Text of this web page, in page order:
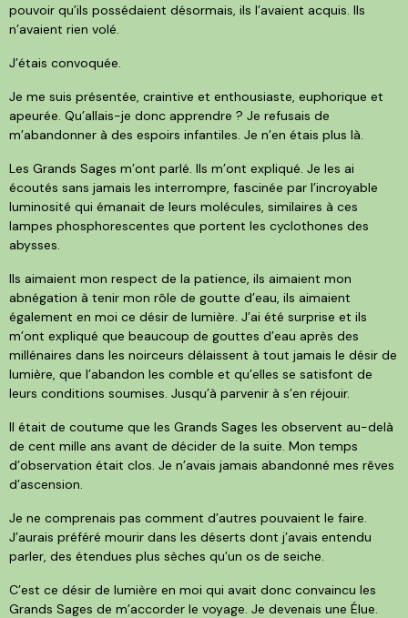
pouvoir qu’ils possédaient désormais, ils l’avaient acquis. Ils
n’avaient rien volé.
J’étais convoquée.
Je me suis présentée, craintive et enthousiaste, euphorique et
apeurée. Qu’allais-je donc apprendre ? Je refusais de
m’abandonner à des espoirs infantiles. Je n’en étais plus là.
Les Grands Sages m’ont parlé. Ils m’ont expliqué. Je les ai
écoutés sans jamais les interrompre, fascinée par l’incroyable
luminosité qui émanait de leurs molécules, similaires à ces
lampes phosphorescentes que portent les cyclothones des
abysses.
Ils aimaient mon respect de la patience, ils aimaient mon
abnégation à tenir mon rôle de goutte d’eau, ils aimaient
également en moi ce désir de lumière. J’ai été surprise et ils
m’ont expliqué que beaucoup de gouttes d’eau après des
millénaires dans les noirceurs délaissent à tout jamais le désir de
lumière, que l’abandon les comble et qu’elles se satisfont de
leurs conditions soumises. Jusqu’à parvenir à s’en réjouir.
Il était de coutume que les Grands Sages les observent au-delà
de cent mille ans avant de décider de la suite. Mon temps
d’observation était clos. Je n’avais jamais abandonné mes rêves
d’ascension.
Je ne comprenais pas comment d’autres pouvaient le faire.
J’aurais préféré mourir dans les déserts dont j’avais entendu
parler, des étendues plus sèches qu’un os de seiche.
C’est ce désir de lumière en moi qui avait donc convaincu les
Grands Sages de m’accorder le voyage. Je devenais une Élue.